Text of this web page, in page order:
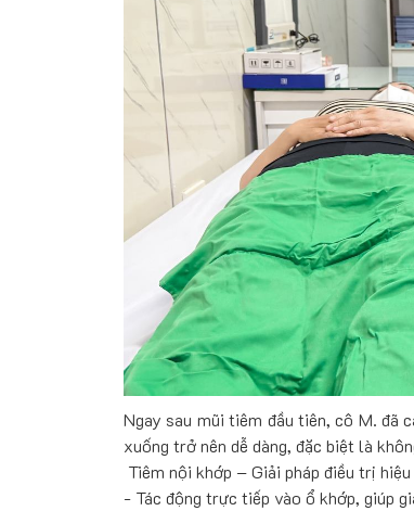
Ngay sau mũi tiêm đầu tiên, cô M. đã
xuống trở nên dễ dàng, đặc biệt là
Tiêm nội khớp – Giải pháp điều trị
- Tác động trực tiếp vào ổ khớp, giúp